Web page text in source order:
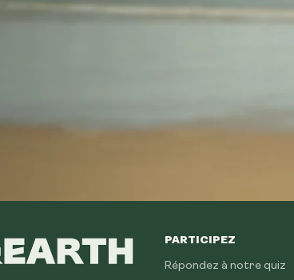
PARTICIPEZ
Répondez à notre quiz